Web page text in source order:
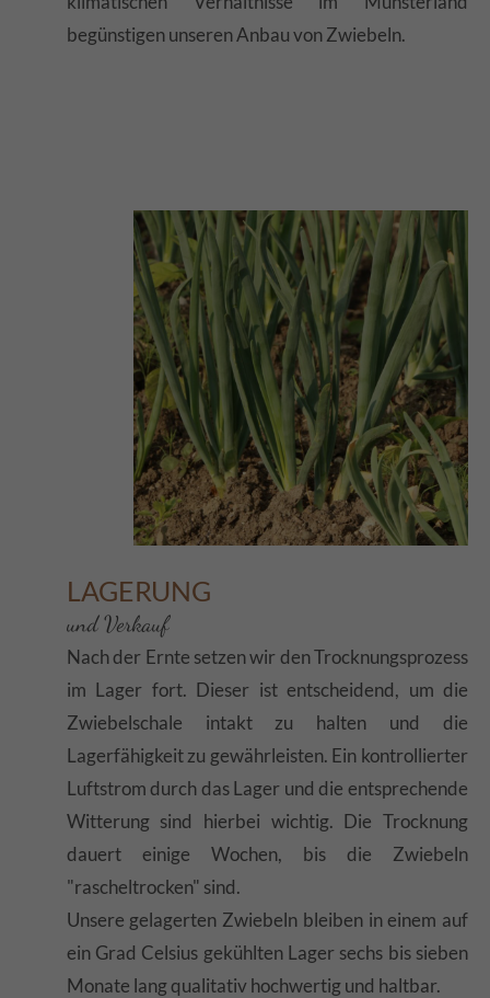
begünstigen unseren Anbau von Zwiebeln.
LAGERUNG
und Verkauf
Nach der Ernte setzen wir den Trocknungsprozess
im Lager fort. Dieser ist entscheidend, um die
Zwiebelschale intakt zu halten und die
Lagerfähigkeit zu gewährleisten. Ein kontrollierter
Luftstrom durch das Lager und die entsprechende
Witterung sind hierbei wichtig. Die Trocknung
dauert einige Wochen, bis die Zwiebeln
"rascheltrocken" sind.
Unsere gelagerten Zwiebeln bleiben in einem auf
ein Grad Celsius gekühlten Lager sechs bis sieben
Monate lang qualitativ hochwertig und haltbar.